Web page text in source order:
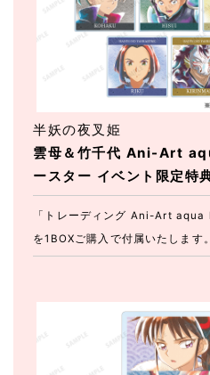
雲母＆竹千代 Ani-Art
ースター イベント限定特
半妖の夜叉姫
「トレーディング Ani-Art aqua
を1BOXご購入で付属いたします。